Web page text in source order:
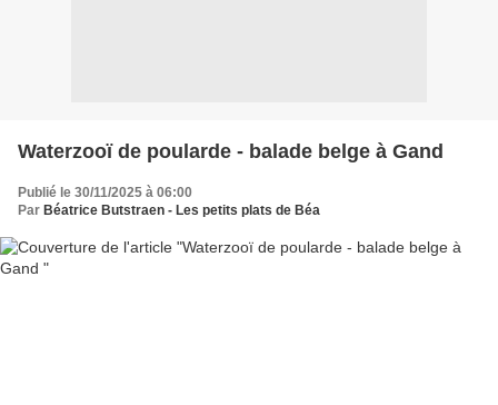
Waterzooï de poularde - balade belge à Gand
Publié le 30/11/2025 à 06:00
Par Béatrice Butstraen - Les petits plats de Béa